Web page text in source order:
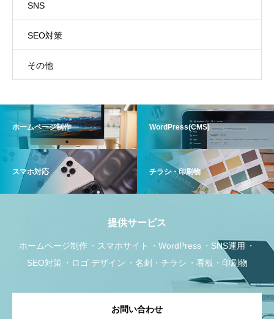
SNS
SEO対策
その他
ホームページ制作 WordPress(CMS)
スマホ対応 チラシ・印刷物
提供サービス
ホームページ制作 スマホサイト WordPress
SNS運用
SEO対策
ロゴ デザイン 名刺・チラシ 看板・印刷物
お問い合わせ